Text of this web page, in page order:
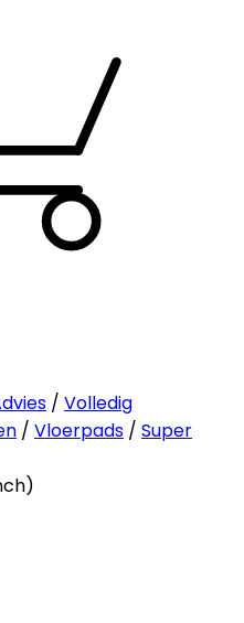
/ Volledig
/ Vloerpads / Super